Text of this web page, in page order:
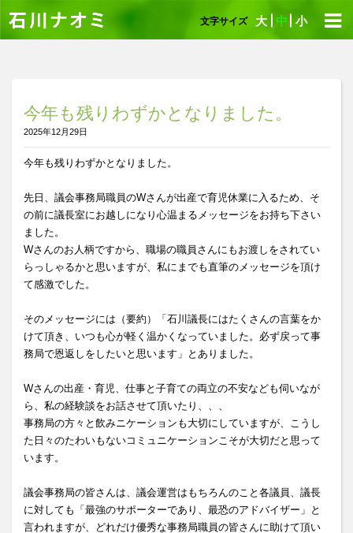
文字サイズ 大 中 小
今年も残りわずかとなりました。
2025年12月29日
今年も残りわずかとなりました。
先日、議会事務局職員のWさんが出産で育児休業に入るため、そ
の前に議長室にお越しになり心温まるメッセージをお持ち下さい
ました。
Wさんのお人柄ですから、職場の職員さんにもお渡しをされてい
らっしゃるかと思いますが、私にまでも直筆のメッセージを頂け
て感激でした。
そのメッセージには（要約）「石川議長にはたくさんの言葉をか
けて頂き、いつも心が軽く温かくなっていました。必ず戻って事
務局で恩返しをしたいと思います」とありました。
Wさんの出産・育児、仕事と子育ての両立の不安なども伺いなが
ら、私の経験談をお話させて頂いたり、、、
事務局の方々と飲みニケーションも大切にしていますが、こうし
た日々のたわいもないコミュニケーションこそが大切だと思って
います。
議会事務局の皆さんは、議会運営はもちろんのこと各議員、議長
に対しても「最強のサポーターであり、最恐のアドバイザー」と
言われますが、どれだけ優秀な事務局職員の皆さんに助けて頂い